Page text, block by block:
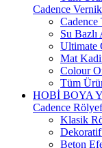
Cadence
Cadence
Su
Ultimate
Mat
Colour
Tüm
HOBİ BOYA
Cadence
Klasik
Dekoratif
Beton